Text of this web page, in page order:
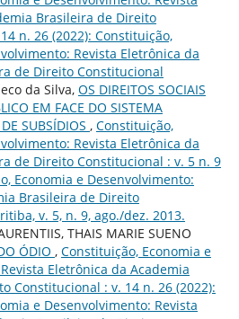
Brasileira de Direito
n. 26 (2022): Constituição,
Revista Eletrônica da
de Direito Constitucional
da Silva, OS DIREITOS SOCIAIS
EM FACE DO SISTEMA
SUBSÍDIOS , Constituição,
Revista Eletrônica da
de Direito Constitucional : v. 5 n. 9
Economia e Desenvolvimento:
Brasileira de Direito
v. 5, n. 9, ago./dez. 2013.
THAIS MARIE SUENO
ÓDIO , Constituição, Economia e
Eletrônica da Academia
Constitucional : v. 14 n. 26 (2022):
e Desenvolvimento: Revista